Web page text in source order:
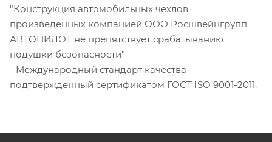
"Конструкция автомобильных чехлов
произведенных компанией ООО Росшвейнгрупп
АВТОПИЛОТ не препятствует срабатыванию
подушки безопасности"
- Международный стандарт качества
подтвержденный сертификатом ГОСТ ISO 9001-2011.